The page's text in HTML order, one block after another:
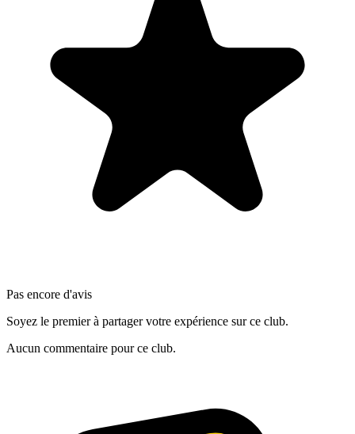
Pas encore d'avis
Soyez le premier à partager votre expérience sur ce club.
Aucun commentaire pour ce club.